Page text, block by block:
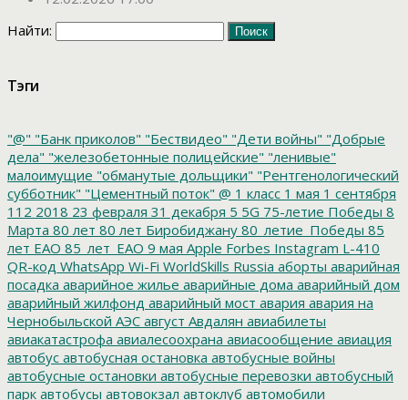
Найти:
Тэги
"@" "Банк приколов" "Бествидео" "Дети войны" "Добрые
дела" "железобетонные полицейские" "ленивые"
малоимущие "обманутые дольщики" "Рентгенологический
субботник" "Цементный поток" @ 1 класс 1 мая 1 сентября
112 2018 23 февраля 31 декабря 5 5G 75-летие Победы 8
Марта 80 лет 80 лет Биробиджану 80_летие_Победы 85
лет ЕАО 85_лет_ЕАО 9 мая Apple Forbes Instagram L-410
QR-код WhatsApp Wi-Fi WorldSkills Russia аборты аварийная
посадка аварийное жилье аварийные дома аварийный дом
аварийный жилфонд аварийный мост авария авария на
Чернобыльской АЭС август Авдалян авиабилеты
авиакатастрофа авиалесоохрана авиасообщение авиация
автобус автобусная остановка автобусные войны
автобусные остановки автобусные перевозки автобусный
парк автобусы автовокзал автоклуб автомобили